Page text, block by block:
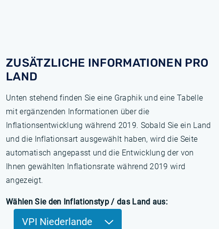
ZUSÄTZLICHE INFORMATIONEN PRO
LAND
Unten stehend finden Sie eine Graphik und eine Tabelle
mit ergänzenden Informationen über die
Inflationsentwicklung während 2019. Sobald Sie ein Land
und die Inflationsart ausgewählt haben, wird die Seite
automatisch angepasst und die Entwicklung der von
Ihnen gewählten Inflationsrate während 2019 wird
angezeigt.
Wählen Sie den Inflationstyp / das Land aus:
VPI Niederlande